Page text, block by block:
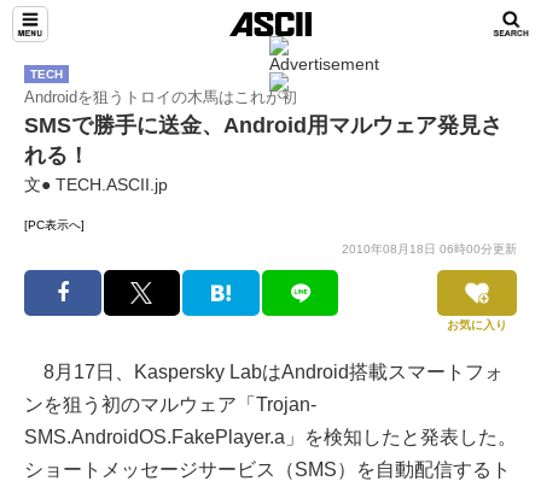
TECH
Androidを狙うトロイの木馬はこれが初
SMSで勝手に送金、Android用マルウェア発見さ
れる！
文● TECH.ASCII.jp
[PC表示へ]
2010年08月18日 06時00分更新
お気に入り
8月17日、Kaspersky LabはAndroid搭載スマートフォ
ンを狙う初のマルウェア「Trojan-
SMS.AndroidOS.FakePlayer.a」を検知したと発表した。
ショートメッセージサービス（SMS）を自動配信するト